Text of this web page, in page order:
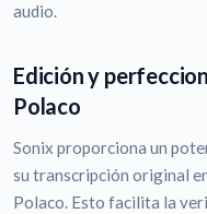
audio.
Edición y
Polaco
Sonix proporciona un
su transcripción original
Polaco. Esto facilita la